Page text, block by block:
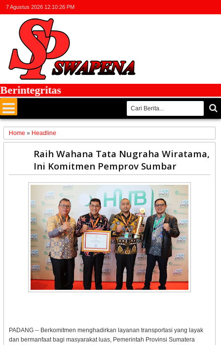
7 Agustus 2026 12:10:27 PM
Home » Headline
Raih Wahana Tata Nugraha Wiratama,
Ini Komitmen Pemprov Sumbar
PADANG -- Berkomitmen menghadirkan layanan transportasi yang layak
dan bermanfaat bagi masyarakat luas, Pemerintah Provinsi Sumatera